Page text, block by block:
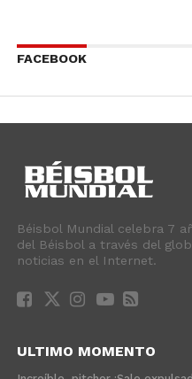
FACEBOOK
Béisbol Mundial celebra 7
del Béisbol a través del
noticias en el Internet.
ULTIMO MOMENTO